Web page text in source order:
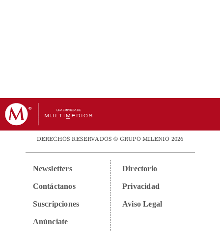
DERECHOS RESERVADOS © GRUPO MILENIO 2026
Newsletters
Contáctanos
Suscripciones
Anúnciate
Directorio
Privacidad
Aviso Legal